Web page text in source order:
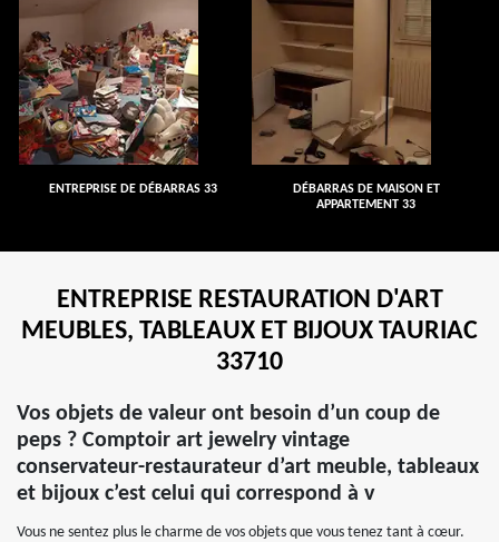
ENTREPRISE DE DÉBARRAS 33
DÉBARRAS DE MAISON ET
APPARTEMENT 33
ENTREPRISE RESTAURATION D'ART
MEUBLES, TABLEAUX ET BIJOUX TAURIAC
33710
Vos objets de valeur ont besoin d’un coup de
peps ? Comptoir art jewelry vintage
conservateur-restaurateur d’art meuble, tableaux
et bijoux c’est celui qui correspond à v
Vous ne sentez plus le charme de vos objets que vous tenez tant à cœur.